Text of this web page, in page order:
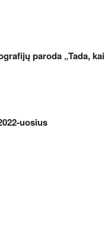
paroda „Tada, kai
uosius